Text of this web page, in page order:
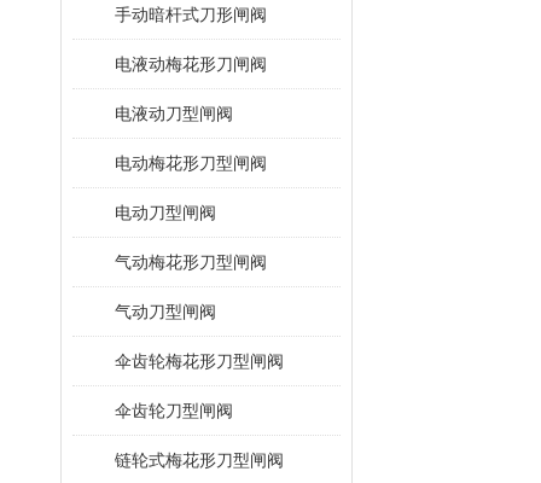
手动暗杆式刀形闸阀
电液动梅花形刀闸阀
电液动刀型闸阀
电动梅花形刀型闸阀
电动刀型闸阀
气动梅花形刀型闸阀
气动刀型闸阀
伞齿轮梅花形刀型闸阀
伞齿轮刀型闸阀
链轮式梅花形刀型闸阀